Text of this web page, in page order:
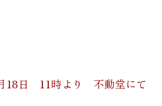
18日 11時より 不動堂にて